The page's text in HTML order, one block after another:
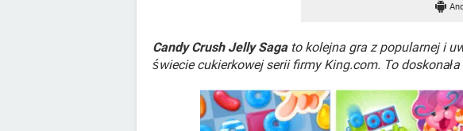
Candy Crush Jelly Sagato kolejna gra z popularnej i
świecie cukierkowej serii firmy King.com. To